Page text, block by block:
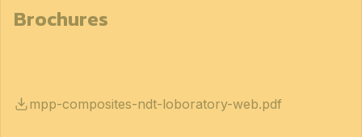
Brochures
mpp-composites-ndt-loboratory-web.pdf